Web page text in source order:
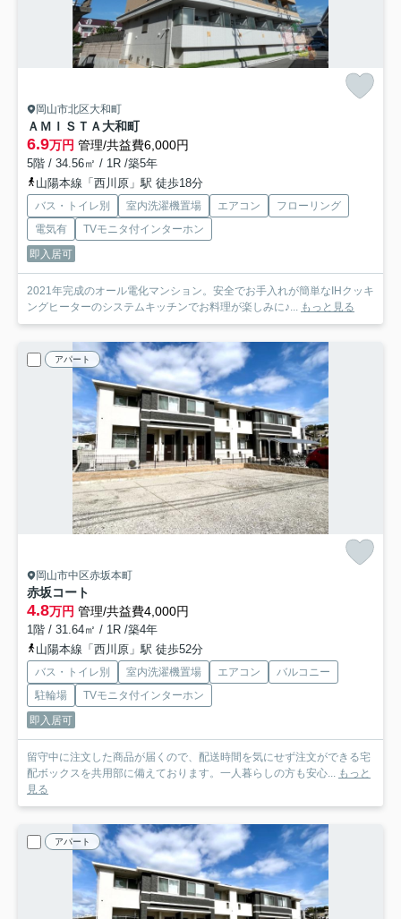
岡山市北区大和町
ＡＭＩＳＴＡ大和町
6.9万円 管理/共益費6,000円
5階 / 34.56㎡ / 1R /築5年
山陽本線「西川原」駅 徒歩18分
バス・トイレ別 室内洗濯機置場 エアコン
フローリング
電気有
TVモニタ付インターホン
即入居可
2021年完成のオール電化マンション。安全でお手入れが簡単なIHクッキ
ングヒーターのシステムキッチンでお料理が楽しみに♪... もっと見る
アパート
岡山市中区赤坂本町
赤坂コート
4.8万円 管理/共益費4,000円
1階 / 31.64㎡ / 1R /築4年
山陽本線「西川原」駅 徒歩52分
バス・トイレ別 室内洗濯機置場 エアコン
バルコニー
駐輪場
TVモニタ付インターホン
即入居可
留守中に注文した商品が届くので、配送時間を気にせず注文ができる宅
配ボックスを共用部に備えております。一人暮らしの方も安心... もっと
見る
アパート